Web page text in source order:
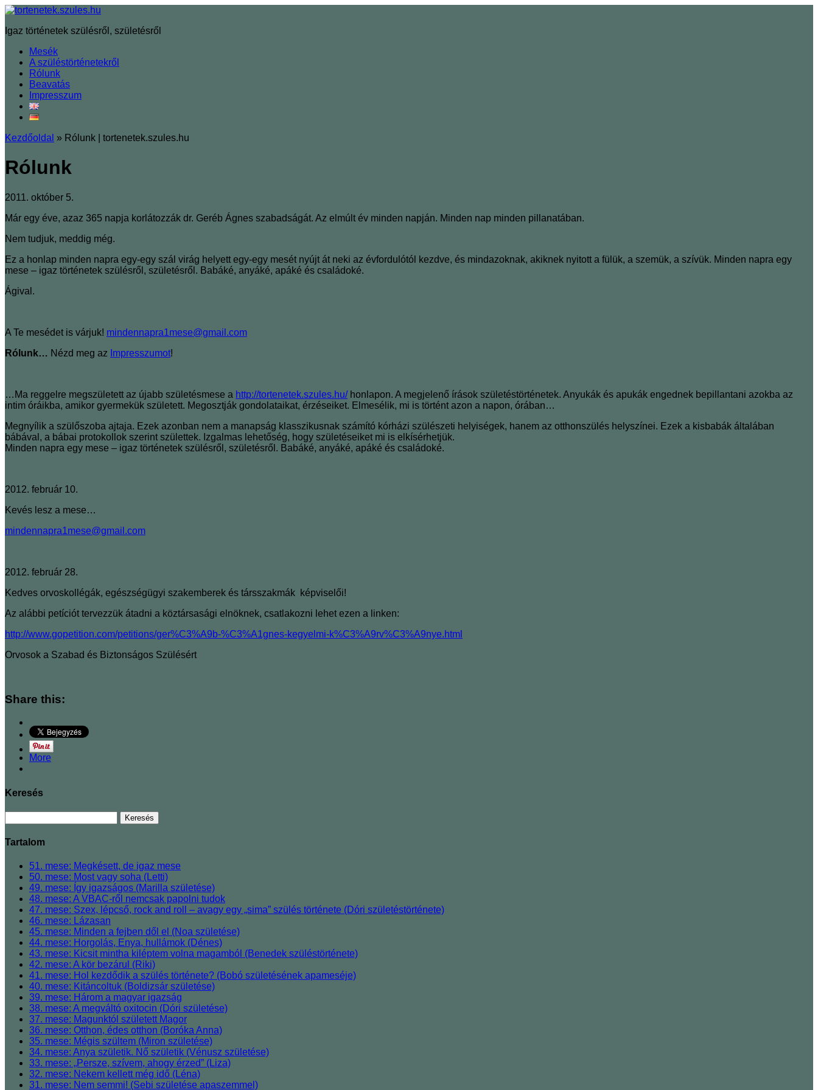
Igaz történetek szülésről, születésről
Mesék
A szüléstörténetekről
Rólunk
Beavatás
Impresszum
Kezdőoldal » Rólunk | tortenetek.szules.hu
Rólunk
2011. október 5.
Már egy éve, azaz 365 napja korlátozzák dr. Geréb Ágnes szabadságát. Az elmúlt év minden napján. Minden nap minden pillanatában.
Nem tudjuk, meddig még.
Ez a honlap minden napra egy-egy szál virág helyett egy-egy mesét nyújt át neki az évfordulótól kezdve, és mindazoknak, akiknek nyitott a fülük, a szemük, a szívük. Minden napra egy
mese ‒ igaz történetek szülésről, születésről. Babáké, anyáké, apáké és családoké.
Ágival.
A Te mesédet is várjuk! mindennapra1mese@gmail.com
Rólunk… Nézd meg az Impresszumot!
…Ma reggelre megszületett az újabb születésmese a http://tortenetek.szules.hu/honlapon. A megjelenő írások születéstörténetek. Anyukák és apukák engednek bepillantani azokba az
intim óráikba, amikor gyermekük született. Megosztják gondolataikat, érzéseiket. Elmesélik, mi is történt azon a napon, órában…
Megnyílik a szülőszoba ajtaja. Ezek azonban nem a manapság klasszikusnak számító kórházi szülészeti helyiségek, hanem az otthonszülés helyszínei. Ezek a kisbabák általában
bábával, a bábai protokollok szerint születtek. Izgalmas lehetőség, hogy születéseiket mi is elkísérhetjük.
Minden napra egy mese ‒ igaz történetek szülésről, születésről. Babáké, anyáké, apáké és családoké.
2012. február 10.
Kevés lesz a mese…
mindennapra1mese@gmail.com
2012. február 28.
Kedves orvoskollégák, egészségügyi szakemberek és társszakmák képviselői!
Az alábbi petíciót tervezzük átadni a köztársasági elnöknek, csatlakozni lehet ezen a linken:
http://www.gopetition.com/petitions/ger%C3%A9b-%C3%A1gnes-kegyelmi-k%C3%A9rv%C3%A9nye.html
Orvosok a Szabad és Biztonságos Szülésért
Share this:
More
Keresés
Tartalom
51. mese: Megkésett, de igaz mese
50. mese: Most vagy soha (Letti)
49. mese: Így igazságos (Marilla születése)
48. mese: A VBAC-ről nemcsak papolni tudok
47. mese: Szex, lépcső, rock and roll ‒ avagy egy „sima” szülés története (Dóri születéstörténete)
46. mese: Lázasan
45. mese: Minden a fejben dől el (Noa születése)
44. mese: Horgolás, Enya, hullámok (Dénes)
43. mese: Kicsit mintha kiléptem volna magamból (Benedek szüléstörténete)
42. mese: A kör bezárul (Riki)
41. mese: Hol kezdődik a szülés története? (Bobó születésének apameséje)
40. mese: Kitáncoltuk (Boldizsár születése)
39. mese: Három a magyar igazság
38. mese: A megváltó oxitocin (Dóri születése)
37. mese: Magunktól született Magor
36. mese: Otthon, édes otthon (Boróka Anna)
35. mese: Mégis szültem (Miron születése)
34. mese: Anya születik. Nő születik (Vénusz születése)
33. mese: „Persze, szívem, ahogy érzed” (Liza)
32. mese: Nekem kellett még idő (Léna)
31. mese: Nem semmi! (Sebi születése apaszemmel)